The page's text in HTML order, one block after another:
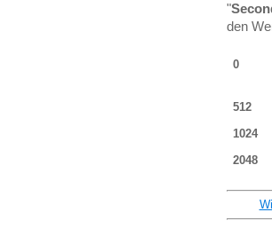
"
den
0
512
1024
2048